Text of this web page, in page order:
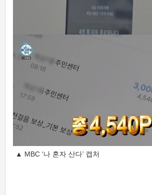
▲ MBC ‘나 혼자 산다’ 캡처